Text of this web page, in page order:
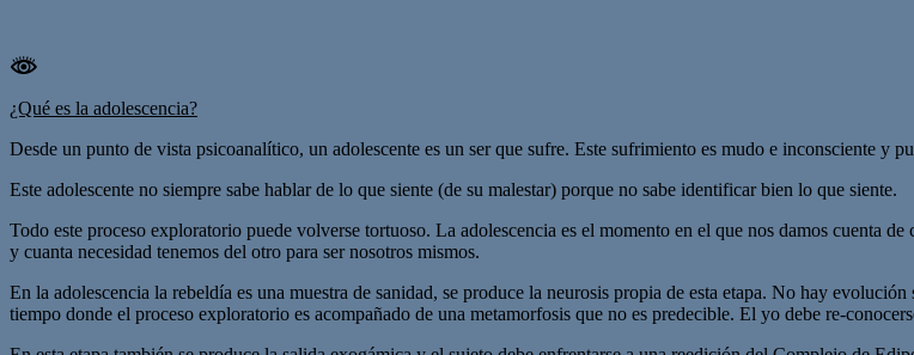
¿Qué es la adolescencia?
Desde un punto de vista psicoanalítico, un adolescente es un ser que sufre. Este sufrimiento es mudo e inconsciente y
Este adolescente no siempre sabe hablar de lo que siente (de su malestar) porque no sabe identificar bien lo que siente.
Todo este proceso exploratorio puede volverse tortuoso. La adolescencia es el momento en el que nos damos cuenta
y cuanta necesidad tenemos del otro para ser nosotros mismos.
En la adolescencia la rebeldía es una muestra de sanidad, se produce la neurosis propia de esta etapa. No hay
tiempo donde el proceso exploratorio es acompañado de una metamorfosis que no es predecible. El yo debe re-